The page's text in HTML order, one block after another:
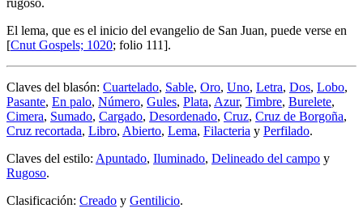
rugoso.
El lema, que es el inicio del evangelio de San Juan, puede verse en
[Cnut Gospels; 1020; folio 111].
Claves del blasón: Cuartelado, Sable, Oro, Uno, Letra, Dos, Lobo,
Pasante, En palo, Número, Gules, Plata, Azur, Timbre, Burelete,
Cimera, Sumado, Cargado, Desordenado, Cruz, Cruz de Borgoña,
Cruz recortada, Libro, Abierto, Lema, Filacteria y Perfilado.
Claves del estilo: Apuntado, Iluminado, Delineado del campo y
Rugoso.
Clasificación: Creado y Gentilicio.